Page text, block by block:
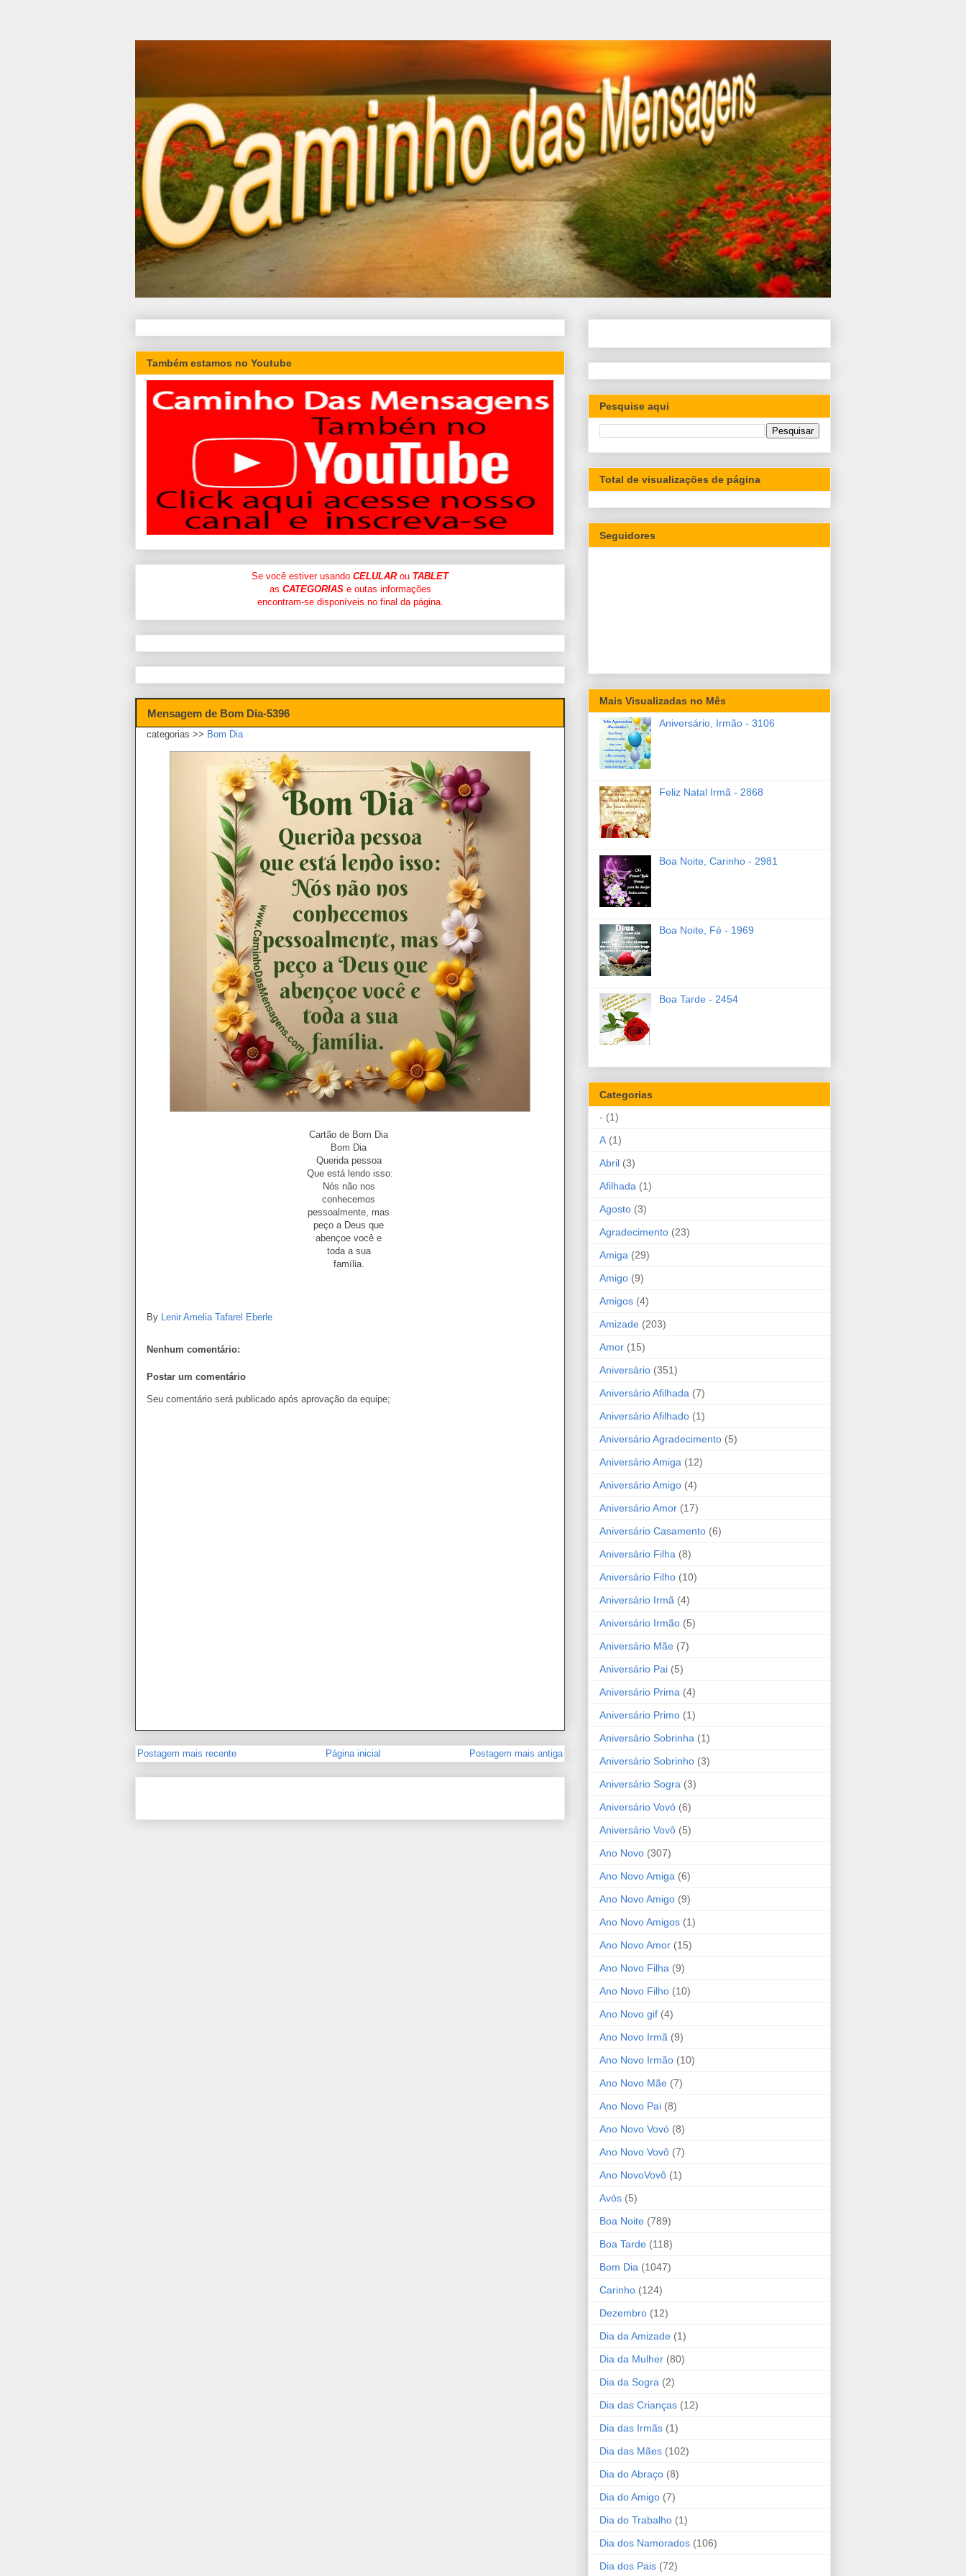
Também estamos no Youtube
Se você estiver usando CELULARou TABLET
as CATEGORIASe outas informações
encontram-se disponíveis no final da página.
Mensagem de Bom Dia-5396
categorias >> Bom Dia
Cartão de Bom Dia
Bom Dia
Querida pessoa
Que está lendo isso:
Nós não nos
conhecemos
pessoalmente, mas
peço a Deus que
abençoe você e
toda a sua
família.
By Lenir Amelia Tafarel Eberle
Nenhum comentário:
Postar um comentário
Seu comentário será publicado após aprovação da equipe;
Postagem mais recente Postagem mais antiga
Página inicial
Pesquise aqui
Total de visualizações de página
Seguidores
Mais Visualizadas no Mês
Aniversário, Irmão - 3106
Feliz Natal Irmã - 2868
Boa Noite, Carinho - 2981
Boa Noite, Fé - 1969
Boa Tarde - 2454
Categorias
- (1)
A (1)
Abril (3)
Afilhada (1)
Agosto (3)
Agradecimento (23)
Amiga (29)
Amigo (9)
Amigos (4)
Amizade (203)
Amor (15)
Aniversário (351)
Aniversário Afilhada (7)
Aniversário Afilhado (1)
Aniversário Agradecimento (5)
Aniversário Amiga (12)
Aniversário Amigo (4)
Aniversário Amor (17)
Aniversário Casamento (6)
Aniversário Filha (8)
Aniversário Filho (10)
Aniversário Irmã (4)
Aniversário Irmão (5)
Aniversário Mãe (7)
Aniversário Pai (5)
Aniversário Prima (4)
Aniversário Primo (1)
Aniversário Sobrinha (1)
Aniversário Sobrinho (3)
Aniversário Sogra (3)
Aniversário Vovó (6)
Aniversário Vovô (5)
Ano Novo (307)
Ano Novo Amiga (6)
Ano Novo Amigo (9)
Ano Novo Amigos (1)
Ano Novo Amor (15)
Ano Novo Filha (9)
Ano Novo Filho (10)
Ano Novo gif (4)
Ano Novo Irmã (9)
Ano Novo Irmão (10)
Ano Novo Mãe (7)
Ano Novo Pai (8)
Ano Novo Vovó (8)
Ano Novo Vovô (7)
Ano NovoVovô (1)
Avós (5)
Boa Noite (789)
Boa Tarde (118)
Bom Dia (1047)
Carinho (124)
Dezembro (12)
Dia da Amizade (1)
Dia da Mulher (80)
Dia da Sogra (2)
Dia das Crianças (12)
Dia das Irmãs (1)
Dia das Mães (102)
Dia do Abraço (8)
Dia do Amigo (7)
Dia do Trabalho (1)
Dia dos Namorados (106)
Dia dos Pais (72)